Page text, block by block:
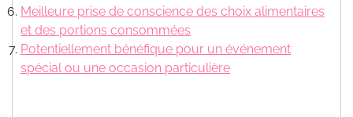
Meilleure prise de conscience des choix alimentaires
et des portions consommées
Potentiellement bénéfique pour un événement
spécial ou une occasion particulière